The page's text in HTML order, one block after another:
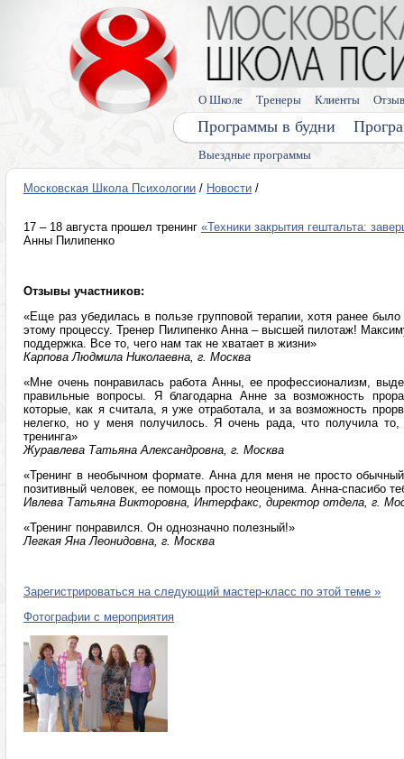
Выездные программы
Программы в будни
О Школе Тренеры Клиенты
Московская Школа Психологии / Новости /
17 – 18 августа прошел тренинг «Техники закрытия гештальта:
Анны Пилипенко
Отзывы участников:
«Еще раз убедилась в пользе групповой терапии, хотя ранее
этому процессу. Тренер Пилипенко Анна – высшей пилотаж!
поддержка. Все то, чего нам так не хватает в жизни»
Карпова Людмила Николаевна, г. Москва
«Мне очень понравилась работа Анны, ее профессионализм,
правильные вопросы. Я благодарна Анне за возможность
которые, как я считала, я уже отработала, и за возможность
нелегко, но у меня получилось. Я очень рада, что получила
тренинга»
Журавлева Татьяна Александровна, г. Москва
«Тренинг в необычном формате. Анна для меня не просто
позитивный человек, ее помощь просто неоценима. Анна-спасибо
Ивлева Татьяна Викторовна, Интерфакс, директор отдела, г.
«Тренинг понравился. Он однозначно полезный!»
Легкая Яна Леонидовна, г. Москва
Зарегистрироваться на следующий мастер-класс по этой теме »
Фотографии с мероприятия